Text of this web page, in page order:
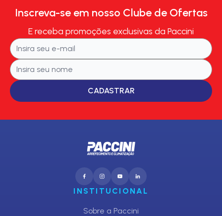
Inscreva-se em nosso Clube de Ofertas
E receba promoções exclusivas da Paccini
CADASTRAR
INSTITUCIONAL
Sobre a Paccini